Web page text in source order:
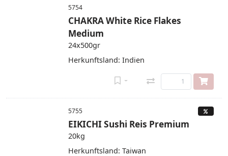
5754
CHAKRA White Rice Flakes
Medium
24x500gr
Herkunftsland: Indien
5755
EIKICHI Sushi Reis Premium
20kg
Herkunftsland: Taiwan